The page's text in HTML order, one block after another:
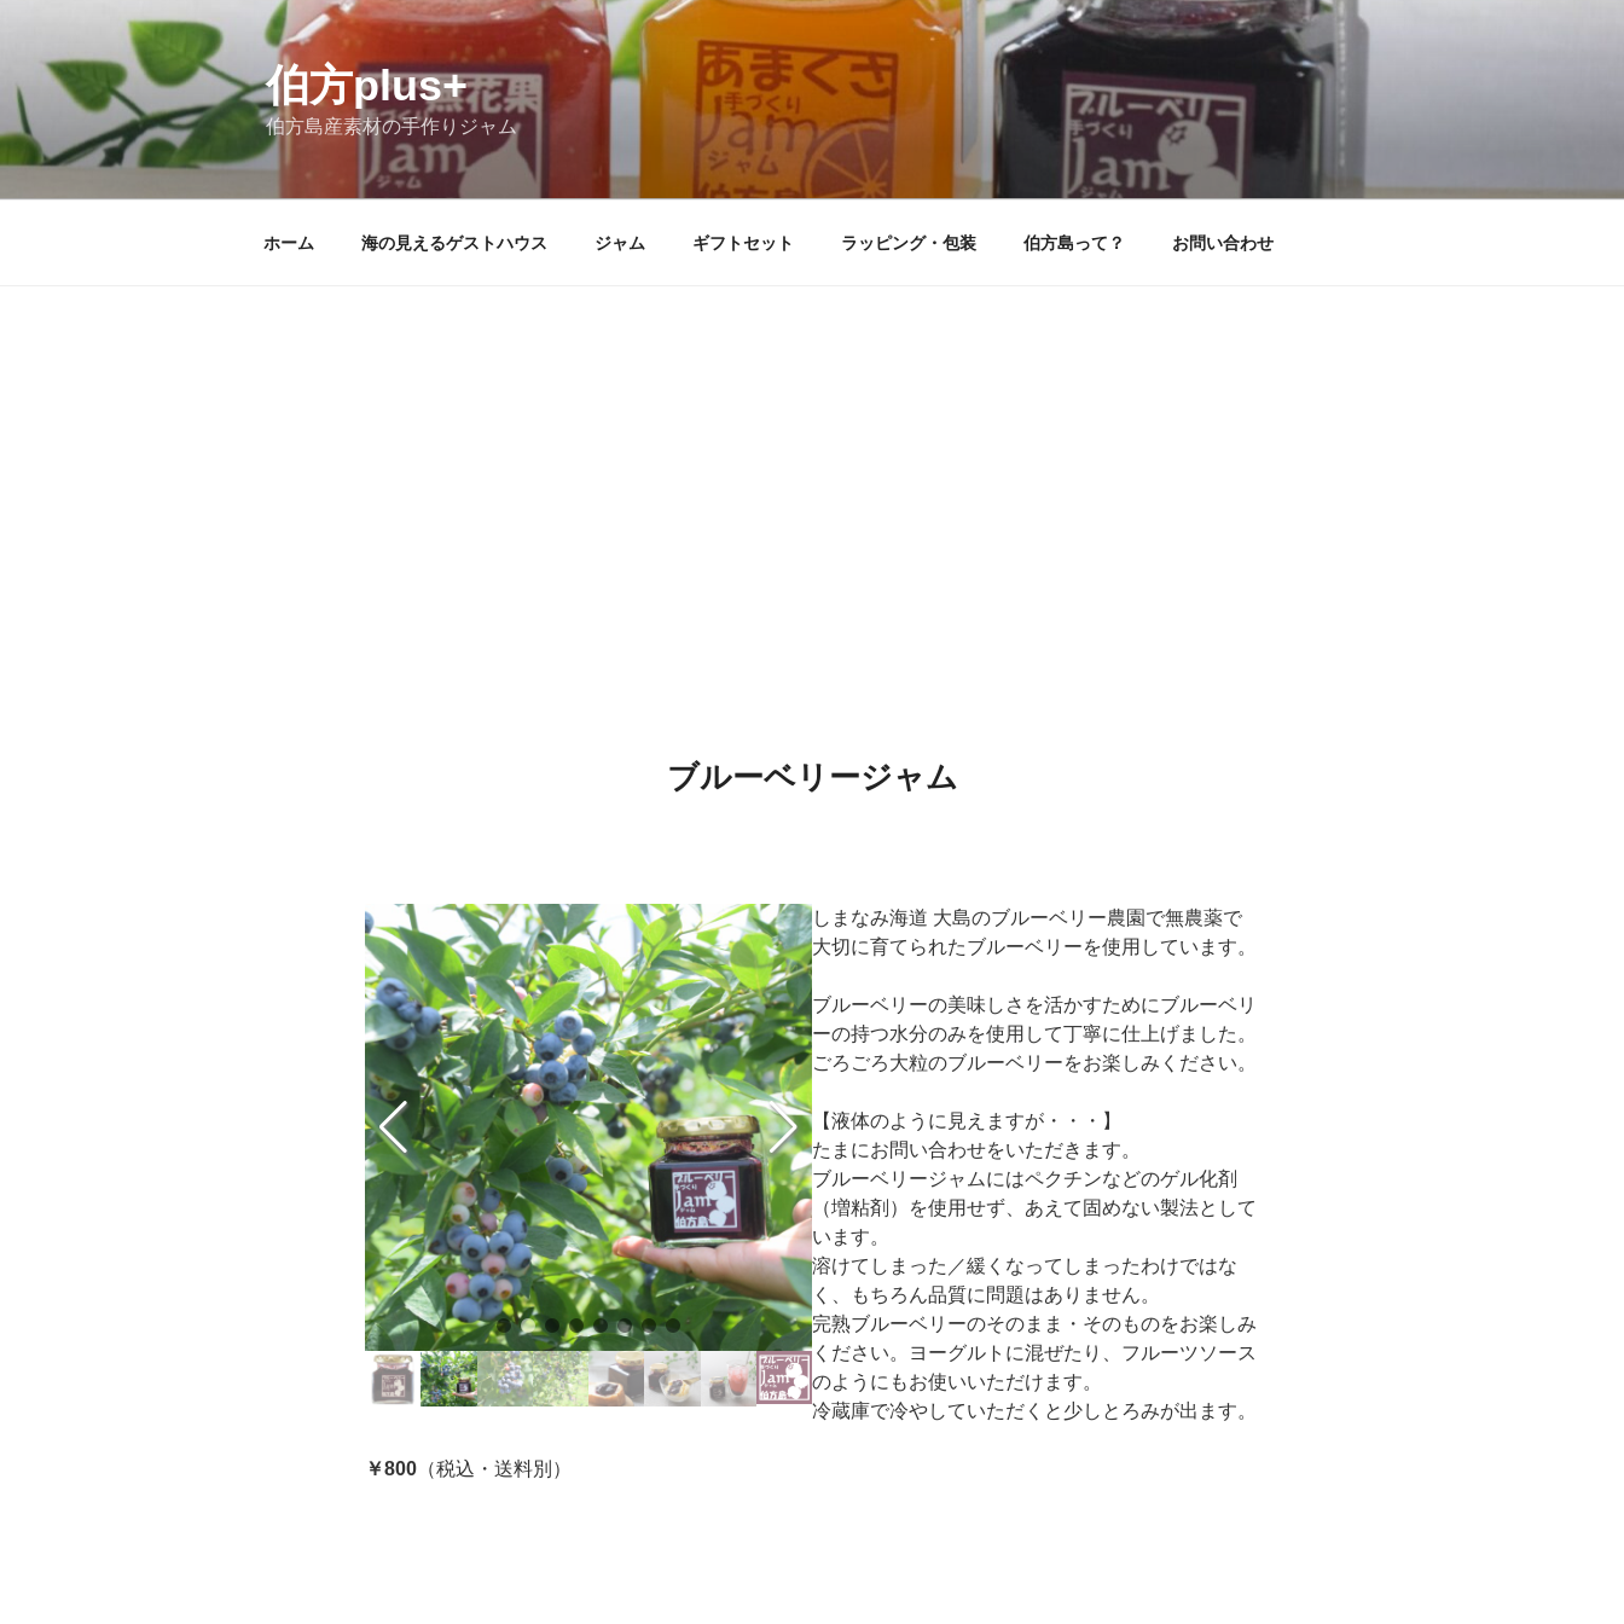
伯方plus+
伯方島産素材の手作りジャム
ホーム 海の見えるゲストハウス ジャム ギフトセット ラッピング・包装 伯方島って？ お問い合わせ
ブルーベリージャム
しまなみ海道 大島のブルーベリー農園で無農薬で
大切に育てられたブルーベリーを使用しています。
ブルーベリーの美味しさを活かすためにブルーベリ
ーの持つ水分のみを使用して丁寧に仕上げました。
ごろごろ大粒のブルーベリーをお楽しみください。
【液体のように見えますが・・・】
たまにお問い合わせをいただきます。
ブルーベリージャムにはペクチンなどのゲル化剤
（増粘剤）を使用せず、あえて固めない製法として
います。
溶けてしまった／緩くなってしまったわけではな
く、もちろん品質に問題はありません。
完熟ブルーベリーのそのまま・そのものをお楽しみ
ください。ヨーグルトに混ぜたり、フルーツソース
のようにもお使いいただけます。
冷蔵庫で冷やしていただくと少しとろみが出ます。
￥800 （税込・送料別）